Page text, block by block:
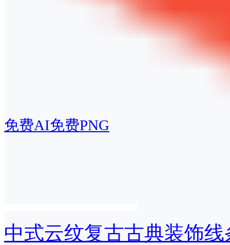
免费AI免费PNG
中式云纹复古古典装饰线